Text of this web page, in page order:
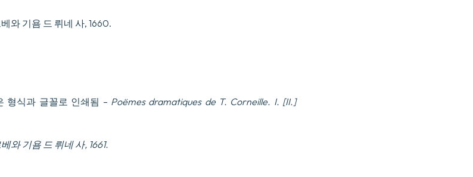
와 기욤 드 뤼네 사, 1660.
형식과 글꼴로 인쇄됨 – Poëmes dramatiques de T. Corneille. I. [II.]
와 기욤 드 뤼네 사, 1661.